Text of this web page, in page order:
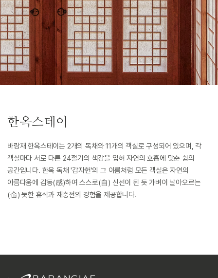
한옥스테이
바랑재 한옥스테이는 2개의 독채와 11개의 객실로 구성되어 있으며, 각
객실마다 서로 다른 24절기의 색감을 입혀 자연의 호흡에 맞춘 쉼의
공간입니다. 한옥 독채 '감자헌'의 그 이름처럼 모든 객실은 자연의
아름다움에 감동(感)하여 스스로(自) 신선이 된 듯 가벼이 날아오르는
(仚) 듯한 휴식과 재충전의 경험을 제공합니다.